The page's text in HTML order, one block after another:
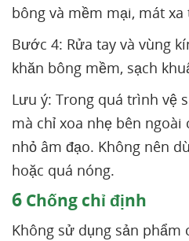
bông và mềm mại, mát
Bước 4: Rửa tay và vùng
khăn bông mềm, sạch
Lưu ý: Trong quá trình vệ
mà chỉ xoa nhẹ bên ngoài
nhỏ âm đạo. Không nên
hoặc quá nóng.
6 Chống chỉ định
Không sử dụng sản